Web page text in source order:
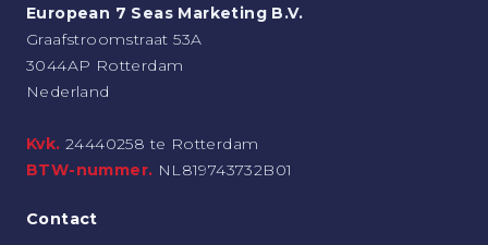
European 7 Seas Marketing B.V.
Graafstroomstraat 53A
3044AP Rotterdam
Nederland
Kvk. 24440258 te Rotterdam
BTW-nummer. NL819743732B01
Contact